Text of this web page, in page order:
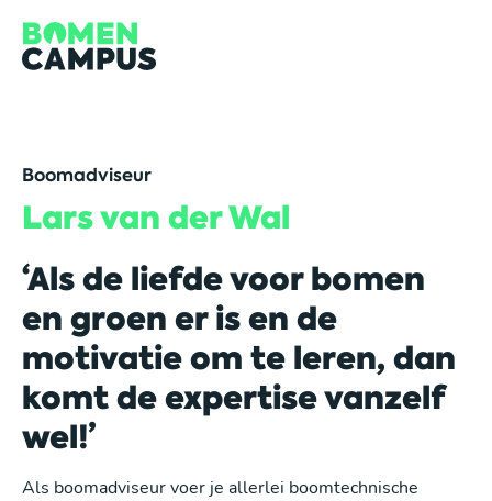
Boomadviseur
Lars van der Wal
‘Als de liefde voor bomen
en groen er is en de
motivatie om te leren, dan
komt de expertise vanzelf
wel!’
Als boomadviseur voer je allerlei boomtechnische